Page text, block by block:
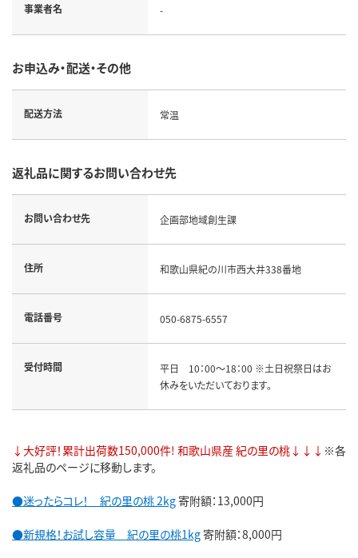
事業者名 -
お申込み・配送・その他
配送方法 常温
返礼品に関するお問い合わせ先
お問い合わせ先 企画部地域創生課
住所 和歌山県紀の川市西大井338番地
電話番号 050-6875-6557
受付時間
平日 10：00～18：00 ※土日祝祭日はお
休みをいただいております。
↓大好評！累計出荷数150,000件! 和歌山県産 紀の里の桃↓↓↓ ※各
返礼品のページに移動します。
●迷ったらコレ！ 紀の里の桃 2kg寄附額：13,000円
●新規格！お試し容量 紀の里の桃1kg寄附額：8,000円